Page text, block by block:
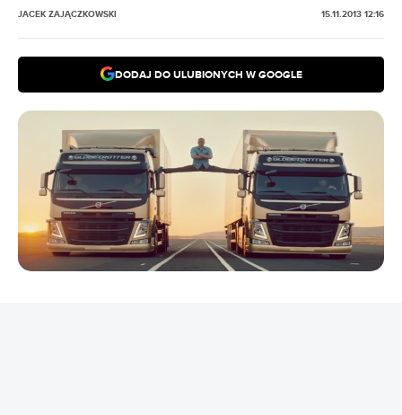
JACEK ZAJĄCZKOWSKI 15.11.2013 12:16
DODAJ DO ULUBIONYCH W GOOGLE